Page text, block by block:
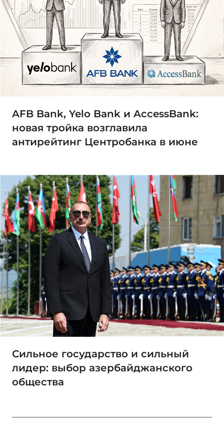
AFB Bank, Yelo Bank и AccessBank:
новая тройка возглавила
антирейтинг Центробанка в июне
Сильное государство и сильный
лидер: выбор азербайджанского
общества